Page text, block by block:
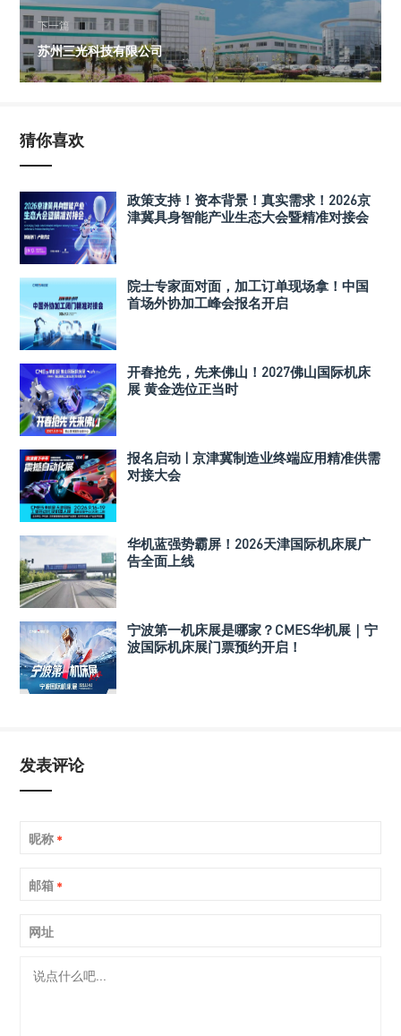
下一篇
苏州三光科技有限公司
猜你喜欢
政策支持！资本背景！真实需求！2026京
津冀具身智能产业生态大会暨精准对接会
院士专家面对面，加工订单现场拿！中国
首场外协加工峰会报名开启
开春抢先，先来佛山！2027佛山国际机床
展 黄金选位正当时
报名启动 | 京津冀制造业终端应用精准供需
对接大会
华机蓝强势霸屏！2026天津国际机床展广
告全面上线
宁波第一机床展是哪家？CMES华机展｜宁
波国际机床展门票预约开启！
发表评论
昵称 *
邮箱 *
网址